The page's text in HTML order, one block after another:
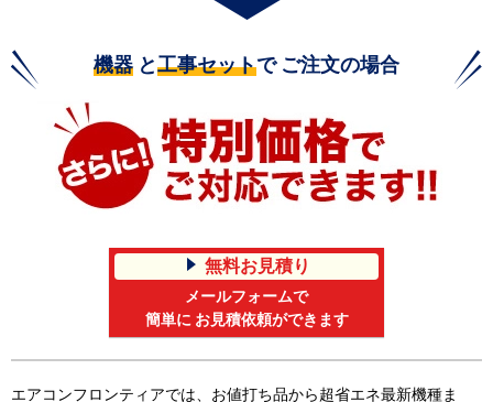
機器 と工事セットで ご注文の場合
無料お見積り
メールフォームで
簡単に お見積依頼ができます
エアコンフロンティアでは、お値打ち品から超省エネ最新機種ま